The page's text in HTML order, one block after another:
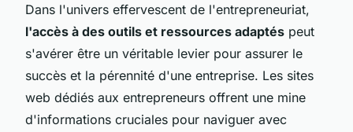
Dans l'univers effervescent de l'entrepreneuriat,
l'accès à des outils et ressources adaptés peut
s'avérer être un véritable levier pour assurer le
succès et la pérennité d'une entreprise. Les sites
web dédiés aux entrepreneurs offrent une mine
d'informations cruciales pour naviguer avec